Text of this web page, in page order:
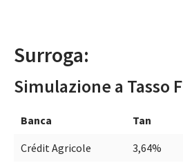
Surroga:
Simulazione a Tasso
Banca Tan
Crédit Agricole
3,64%